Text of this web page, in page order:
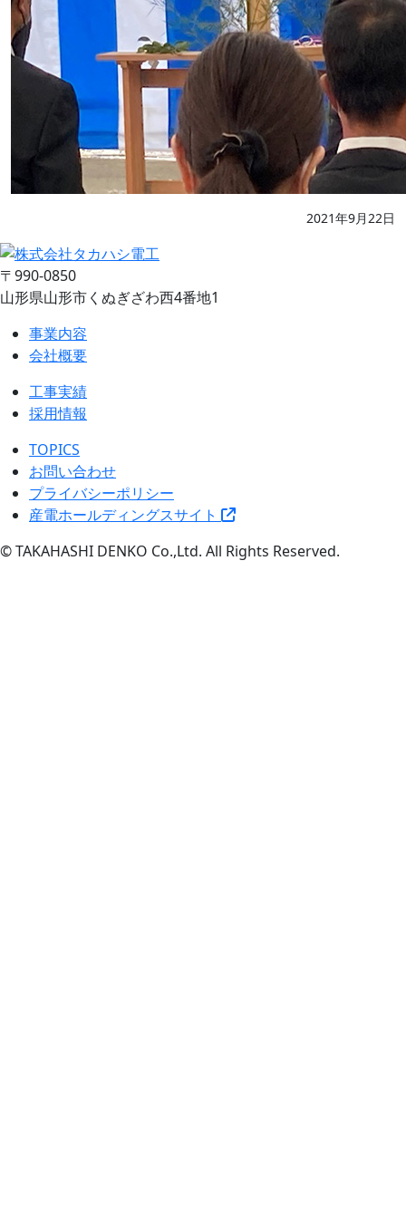
2021年9月22日
〒990-0850
山形県山形市くぬぎざわ西4番地1
事業内容
会社概要
工事実績
採用情報
TOPICS
お問い合わせ
プライバシーポリシー
産電ホールディングスサイト
© TAKAHASHI DENKO Co.,Ltd. All Rights Reserved.